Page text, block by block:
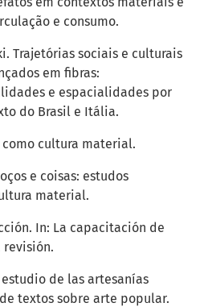
e consumo.
Trajetórias sociais e culturais
em fibras:
e espacialidades por
do Brasil e Itália.
como cultura material.
e coisas: estudos
material.
In: La capacitación de
revisión.
estudio de las artesanías
textos sobre arte popular.